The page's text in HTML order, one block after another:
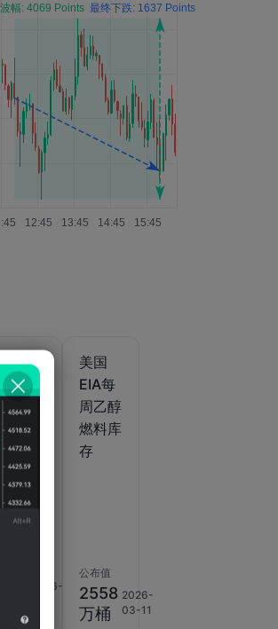
美国
EIA每
周新配
方汽油
库存
2026-
美国
EIA每
周乙醇
燃料库
存
公布值
2558
万桶
2026-
03-11